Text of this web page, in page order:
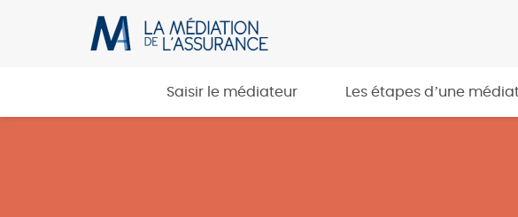
Saisir le médiateur Les étapes d’une